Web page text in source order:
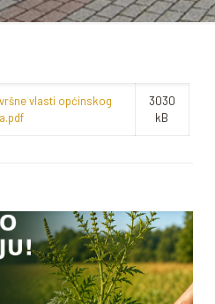
vlasti općinskog
3030
kB